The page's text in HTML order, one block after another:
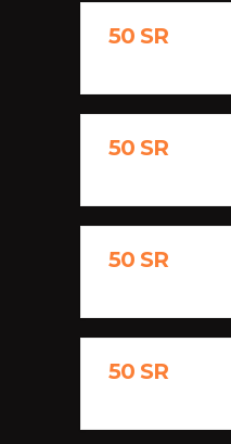
50 SR
50 SR
50 SR
50 SR